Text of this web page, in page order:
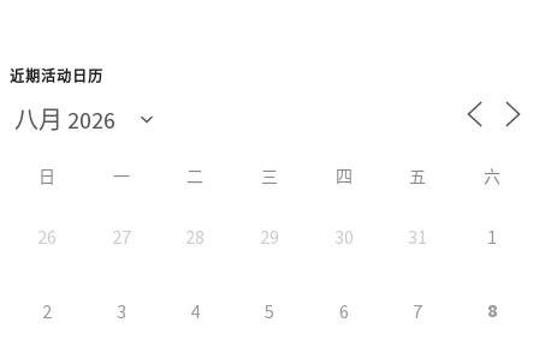
近期活动日历
日 一 二 三 四 五 六
26 27 28 29 30 31 1
2 3 4 5 6 7 8